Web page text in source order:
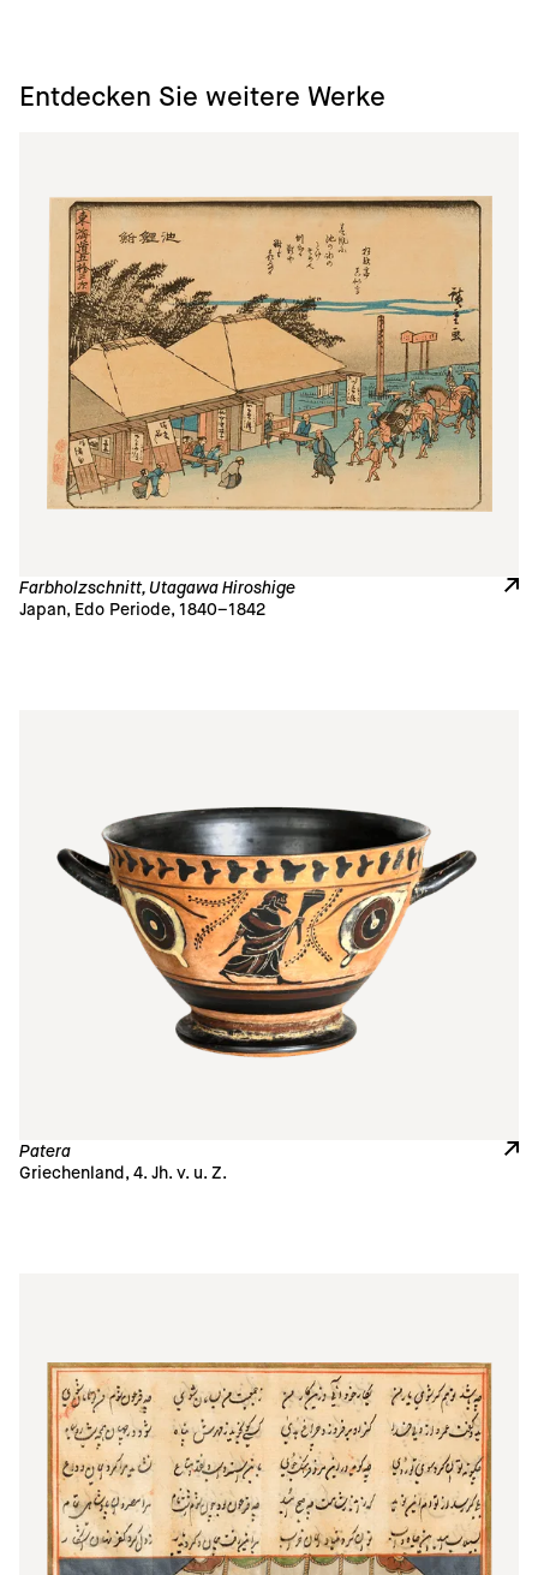
Entdecken Sie weitere Werke
Farbholzschnitt, Utagawa Hiroshige
Japan, Edo Periode, 1840–1842
Patera
Griechenland, 4. Jh. v. u. Z.